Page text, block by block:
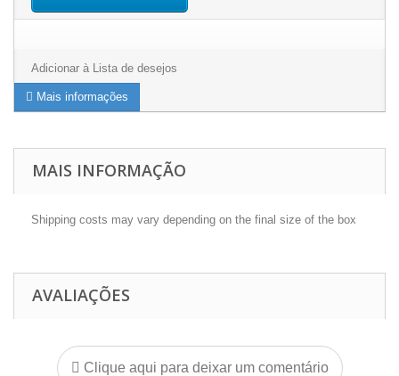
Adicionar à Lista de desejos
Mais informações
MAIS INFORMAÇÃO
Shipping costs may vary depending on the final size of the box
AVALIAÇÕES
Clique aqui para deixar um comentário